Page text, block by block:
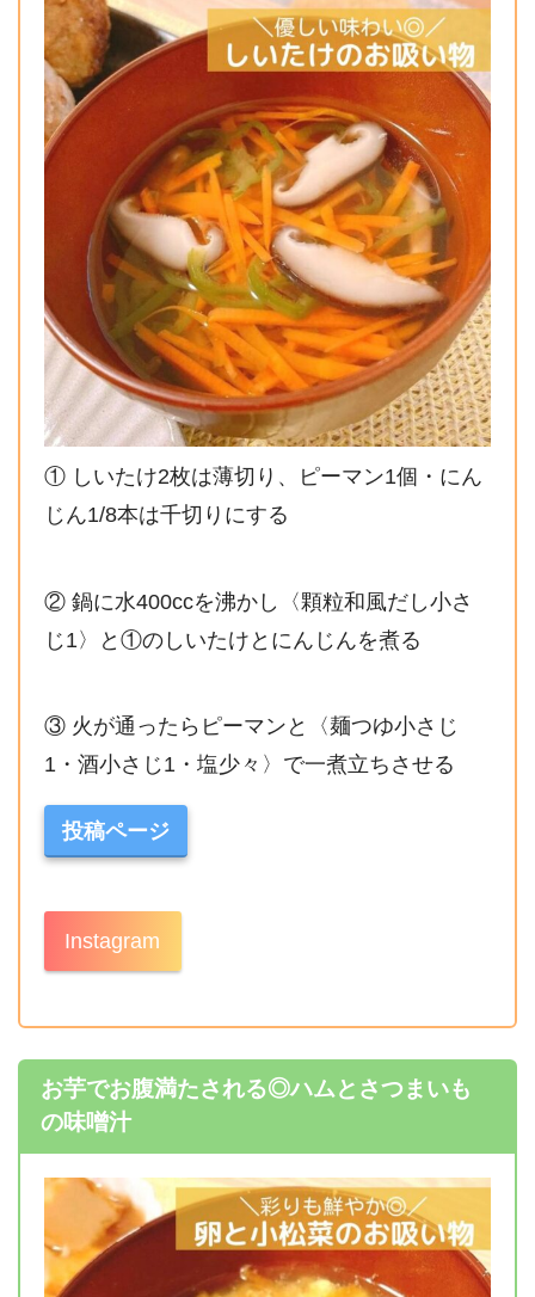
① しいたけ2枚は薄切り、ピーマン1個・にん
じん1/8本は千切りにする
② 鍋に水400ccを沸かし〈顆粒和風だし小さ
じ1〉と①のしいたけとにんじんを煮る
③ 火が通ったらピーマンと〈麺つゆ小さじ
1・酒小さじ1・塩少々〉で一煮立ちさせる
投稿ページ
Instagram
お芋でお腹満たされる◎ハムとさつまいも
の味噌汁